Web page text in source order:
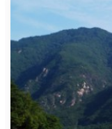
陽第二八景的北
處的南川溪谷等。 * 溫達旅遊區的精華，溫達開放式攝影場 * 溫達
開放式攝影場是
題，擁有溫達展示
電視劇《淵蓋蘇文
國》、《千秋太后
中場景的人物立
戲服與裝飾品，更